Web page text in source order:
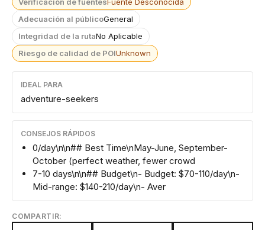
Adecuación al públicoGeneral
Integridad de la rutaNo Aplicable
Riesgo de calidad de POIUnknown
IDEAL PARA
adventure-seekers
CONSEJOS RÁPIDOS
0/day\n\n## Best Time\nMay-June, September-
October (perfect weather, fewer crowd
7-10 days\n\n## Budget\n- Budget: $70-110/day\n-
Mid-range: $140-210/day\n- Aver
COMPARTIR: